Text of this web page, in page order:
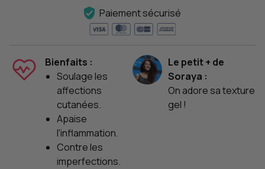
Paiement sécurisé
Bienfaits :
Soulage les
affections
cutanées.
Apaise
l'inflammation.
Contre les
imperfections.
Le petit + de
Soraya :
On adore sa texture
gel !